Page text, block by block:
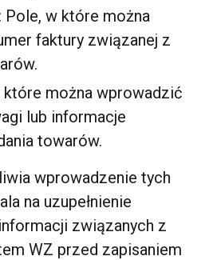
Pole, w które można
faktury związanej z
które można wprowadzić
lub informacje
towarów.
wprowadzenie tych
na uzupełnienie
związanych z
WZ przed zapisaniem